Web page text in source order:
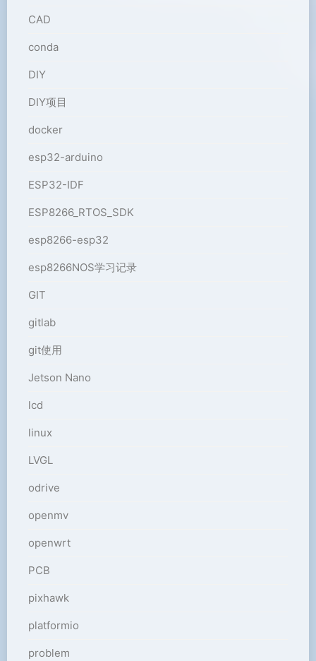
CAD
conda
DIY
DIY项目
docker
esp32-arduino
ESP32-IDF
ESP8266_RTOS_SDK
esp8266-esp32
esp8266NOS学习记录
GIT
gitlab
git使用
Jetson Nano
lcd
linux
LVGL
odrive
openmv
openwrt
PCB
pixhawk
platformio
problem